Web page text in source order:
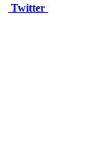
Twitter